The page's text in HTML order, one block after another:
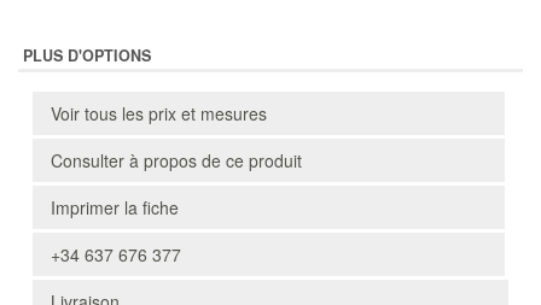
PLUS D'OPTIONS
Voir tous les prix et mesures
Consulter à propos de ce produit
Imprimer la fiche
+34 637 676 377